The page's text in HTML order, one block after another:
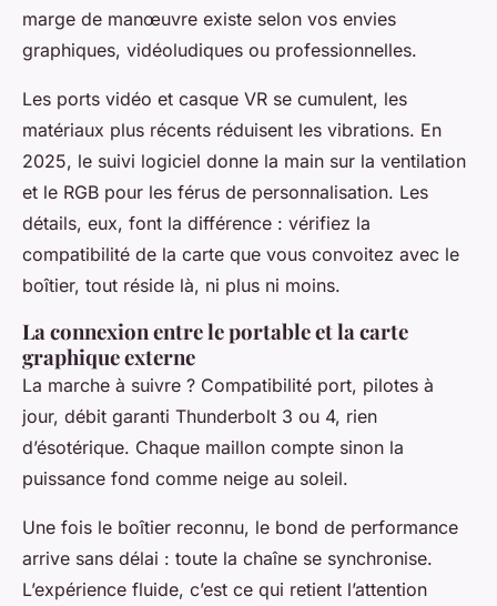
marge de manœuvre existe selon vos envies
graphiques, vidéoludiques ou professionnelles.
Les ports vidéo et casque VR se cumulent, les
matériaux plus récents réduisent les vibrations. En
2025, le suivi logiciel donne la main sur la ventilation
et le RGB pour les férus de personnalisation. Les
détails, eux, font la différence : vérifiez la
compatibilité de la carte que vous convoitez avec le
boîtier, tout réside là, ni plus ni moins.
La connexion entre le portable et la carte
graphique externe
La marche à suivre ? Compatibilité port, pilotes à
jour, débit garanti Thunderbolt 3 ou 4, rien
d’ésotérique. Chaque maillon compte sinon la
puissance fond comme neige au soleil.
Une fois le boîtier reconnu, le bond de performance
arrive sans délai : toute la chaîne se synchronise.
L’expérience fluide, c’est ce qui retient l’attention